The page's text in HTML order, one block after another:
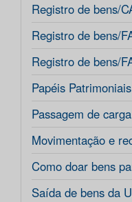
Registro de bens/
Registro de bens/
Registro de bens/
Papéis
Passagem de
Movimentação e
Como doar bens
Saída de bens da